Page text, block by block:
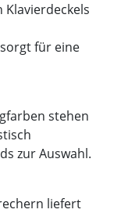
für eine
stehen
zur Auswahl.
liefert